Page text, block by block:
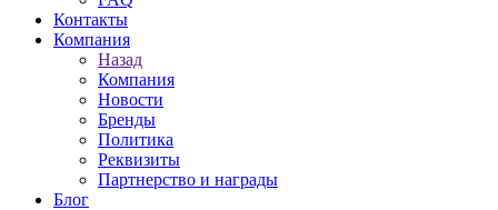
Контакты
Компания
Назад
Компания
Новости
Бренды
Политика
Реквизиты
Партнерство и награды
Блог